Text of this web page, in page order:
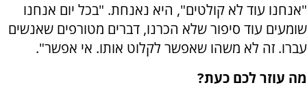
"אנחנו עוד לא קולטים", היא נאנחת. "בכל יום אנחנו
שומעים עוד סיפור שלא הכרנו, דברים מטורפים שאנשים
עברו. זה לא משהו שאפשר לקלוט אותו. אי אפשר".
מה עוזר לכם כעת?